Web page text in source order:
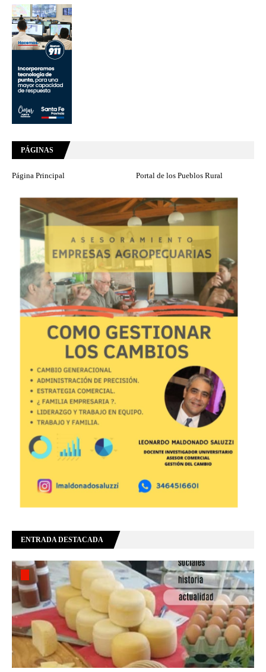
PÁGINAS
Página Principal Portal de los Pueblos Rural
ENTRADA DESTACADA